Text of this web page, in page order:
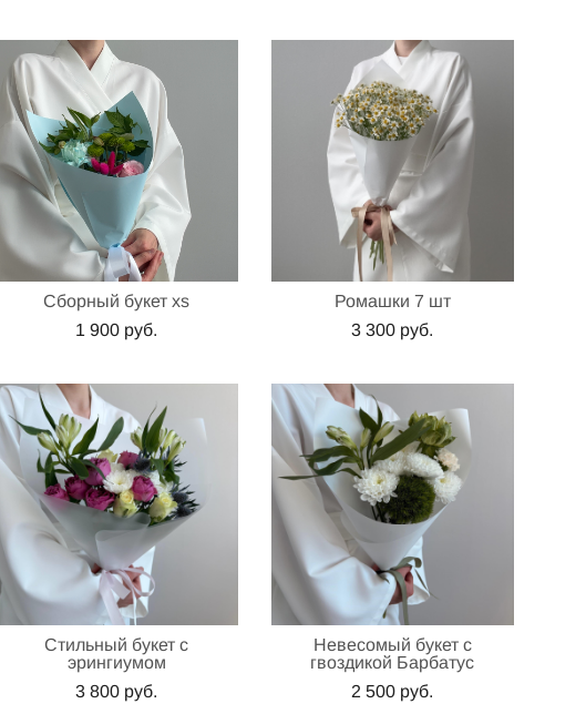
Сборный букет xs
1 900 pуб.
Ромашки 7 шт
3 300 pуб.
Стильный букет с
эрингиумом
3 800 pуб.
Невесомый букет с
гвоздикой Барбатус
2 500 pуб.